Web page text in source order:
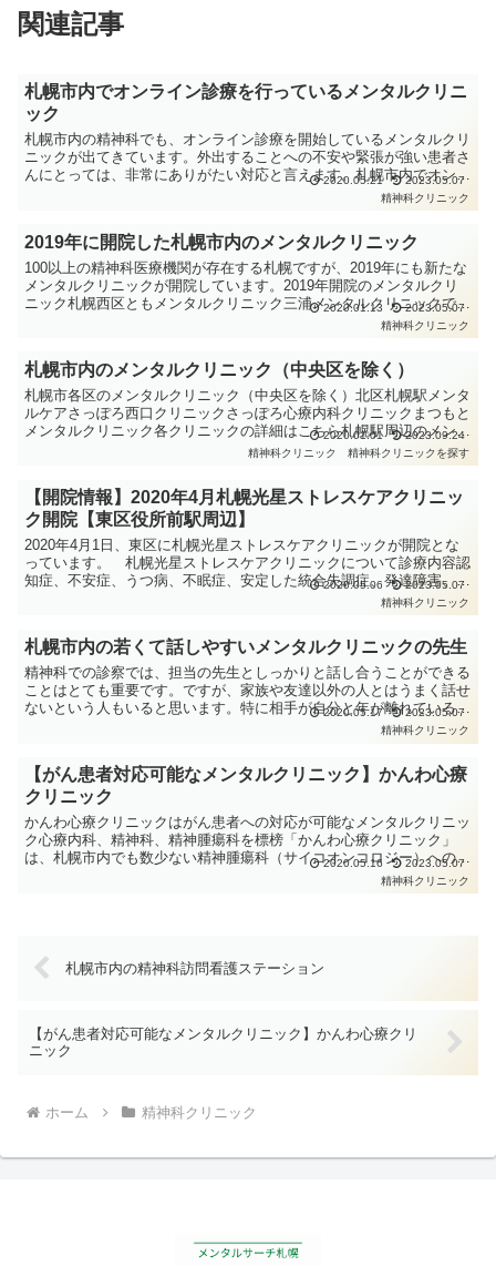
関連記事
札幌市内でオンライン診療を行っているメンタルクリニ
ック
札幌市内の精神科でも、オンライン診療を開始しているメンタルクリ
ニックが出てきています。外出することへの不安や緊張が強い患者さ
んにとっては、非常にありがたい対応と言えます。札幌市内でオンラ
イン診療を行なっているメンタルクリニック二十四軒メンタ...
2020.05.21
2023.05.07
精神科クリニック
2019年に開院した札幌市内のメンタルクリニック
100以上の精神科医療機関が存在する札幌ですが、2019年にも新たな
メンタルクリニックが開院しています。2019年開院のメンタルクリ
ニック札幌西区ともメンタルクリニック三浦メンタルクリニックで診
2020.01.13
2023.05.07
精神科クリニック
札幌市内のメンタルクリニック（中央区を除く）
札幌市各区のメンタルクリニック（中央区を除く）北区札幌駅メンタ
ルケアさっぽろ西口クリニックさっぽろ心療内科クリニックまつもと
メンタルクリニック各クリニックの詳細はこちら札幌駅周辺のメンタ
ルクリニック 北12条駅北大通こころのクリニック北18...
2020.01.01
2023.09.24
精神科クリニック
精神科クリニックを探す
【開院情報】2020年4月札幌光星ストレスケアクリニッ
ク開院【東区役所前駅周辺】
2020年4月1日、東区に札幌光星ストレスケアクリニックが開院とな
っています。 札幌光星ストレスケアクリニックについて診療内容認
知症、不安症、うつ病、不眠症、安定した統合失調症、発達障害、心
身症などを診ることができます。クリニックホームペー...
2020.05.06
2023.05.07
精神科クリニック
札幌市内の若くて話しやすいメンタルクリニックの先生
精神科での診察では、担当の先生としっかりと話し合うことができる
ことはとても重要です。ですが、家族や友達以外の人とはうまく話せ
ないという人もいると思います。特に相手が自分と年が離れていると
話しにくかったりすることもあるでしょう。そういったこと...
2020.05.17
2023.05.07
精神科クリニック
【がん患者対応可能なメンタルクリニック】かんわ心療
クリニック
かんわ心療クリニックはがん患者への対応が可能なメンタルクリニッ
ク心療内科、精神科、精神腫瘍科を標榜「かんわ心療クリニック」
は、札幌市内でも数少ない精神腫瘍科（サイコオンコロジー）への対
応が可能なメンタルクリニックです。がんを告知された方は、...
2020.05.16
2023.05.07
精神科クリニック
札幌市内の精神科訪問看護ステーション
【がん患者対応可能なメンタルクリニック】かんわ心療クリ
ニック
ホーム 精神科クリニック